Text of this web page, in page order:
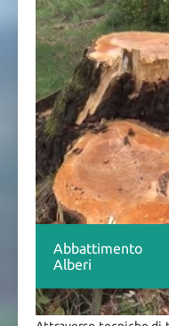
Abbattimento
Alberi